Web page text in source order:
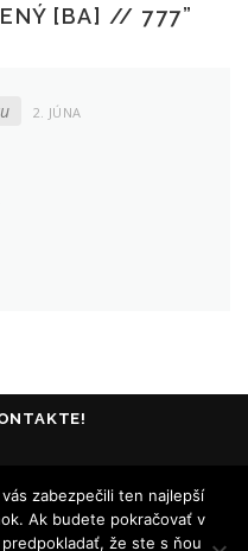
[BA] // 777”
2. JÚNA
zabezpečili ten najlepší
Ak budete pokračovať v
že ste s ňou